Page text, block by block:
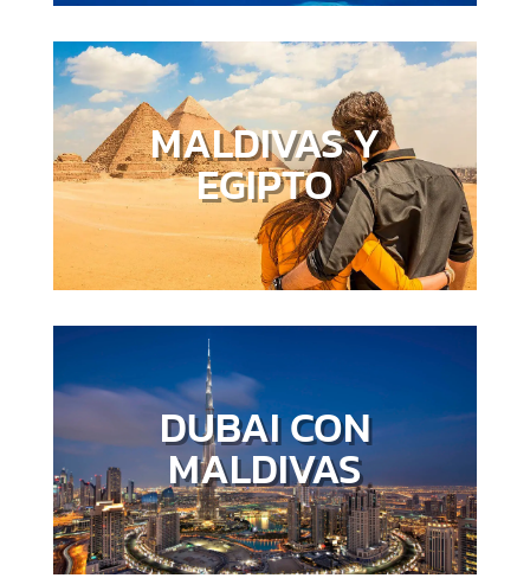
MALDIVAS Y
EGIPTO
DUBAI CON
MALDIVAS